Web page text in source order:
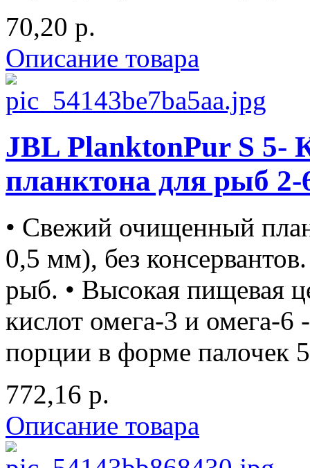
70,20 р.
Описание товара
JBL PlanktonPur S 5-
планктона для рыб
• Свежий очищенный
0,5 мм), без
рыб. • Высокая пищевая
кислот омега-3 и омега-6
порции в форме палочек
772,16 р.
Описание товара